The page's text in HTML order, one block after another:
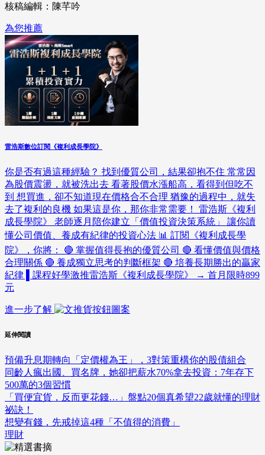
核稿編輯：陳芊吟
為您推薦
雷浩斯數位訂閱《複利成長學院》
你是否有過這種經驗？ 找到優質公司，結果卻抱不住 常常因
為股價震盪，就被洗出去 看著股價水漲船高，看得到但吃不
到 想買進，卻不知道現在價格合不合理 猶豫的過程中，就失
去了複利的良機 如果這是你，那你非常需要！ 雷浩斯《複利
成長學院》 老師逐月陪你建立「價值投資決策系統」 讓你讀
懂公司價值、養成有紀律的投資心法 📊 訂閱《複利成長學
院》，你將： 🔴 掌握值得長抱的優質公司 🔴 看懂價值與價格
合理關係 🔴 養成獨立思考的判斷框架 🔴 培養長期勝出的贏家
紀律 ▌課程好學激推雷浩斯《複利成長學院》 → 首月限時899
元
進一步了解
延伸閱讀
預備升息期轉向「定價權為王」，3對策重構你的股債組合
同齡人瘋出國、買名牌，她卻把薪水70%拿去投資：7年存下
500萬的3個習慣
「買便宜貨，反而更花錢…」盤點20個真希望22歲就懂的理財
祕訣！
想變有錢，先戒掉這4種「不值得的消費」
理財